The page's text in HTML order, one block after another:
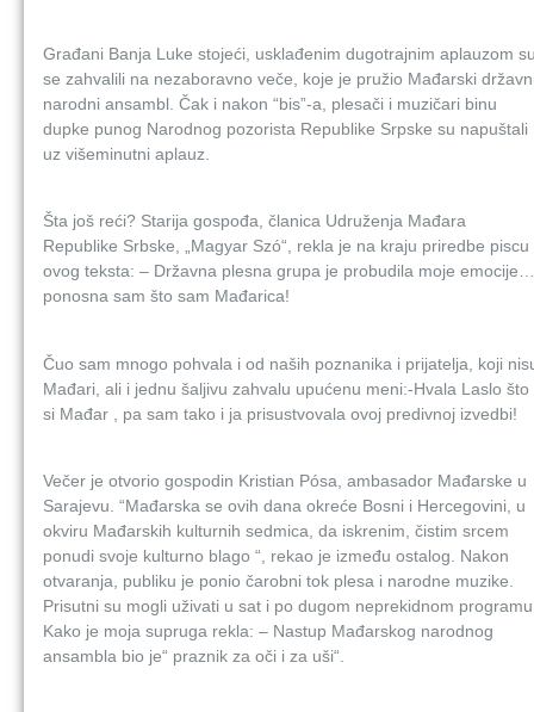
Građani Banja Luke stojeći, usklađenim dugotrajnim aplauzom
se zahvalili na nezaboravno veče, koje je pružio Mađarski
narodni ansambl. Čak i nakon “bis”-a, plesači i muzičari binu
dupke punog Narodnog pozorista Republike Srpske su napuštali
uz višeminutni aplauz.
Šta još reći? Starija gospođa, članica Udruženja Mađara
Republike Srbske, „Magyar Szó“, rekla je na kraju priredbe piscu
ovog teksta: – Državna plesna grupa je probudila moje emocije…
ponosna sam što sam Mađarica!
Čuo sam mnogo pohvala i od naših poznanika i prijatelja, koji
Mađari, ali i jednu šaljivu zahvalu upućenu meni:-Hvala Laslo što
si Mađar , pa sam tako i ja prisustvovala ovoj predivnoj izvedbi!
Večer je otvorio gospodin Kristian Pósa, ambasador Mađarske u
Sarajevu. “Mađarska se ovih dana okreće Bosni i Hercegovini, u
okviru Mađarskih kulturnih sedmica, da iskrenim, čistim srcem
ponudi svoje kulturno blago “, rekao je između ostalog. Nakon
otvaranja, publiku je ponio čarobni tok plesa i narodne muzike.
Prisutni su mogli uživati u sat i po dugom neprekidnom
Kako je moja supruga rekla: – Nastup Mađarskog narodnog
ansambla bio je“ praznik za oči i za uši“.